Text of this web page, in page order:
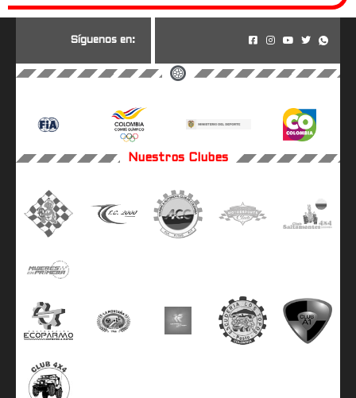
Retweet on Twitter 2029942752486830247
Síguenos en:
Nuestros Clubes